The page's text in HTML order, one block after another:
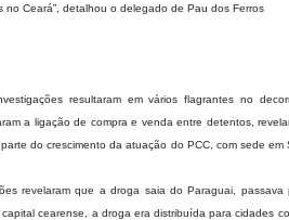
Ceará”, detalhou o delegado de Pau dos Ferros
resultaram em vários flagrantes no
a ligação de compra e venda entre detentos,
do crescimento da atuação do PCC, com sede
revelaram que a droga saia do Paraguai,
cearense, a droga era distribuída para cidades